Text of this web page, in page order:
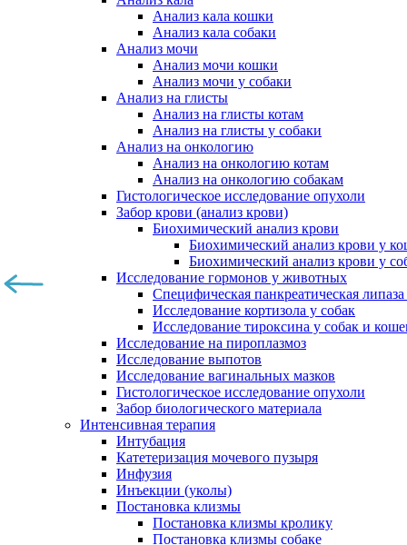
Анализ кала кошки
Анализ кала собаки
Анализ мочи
Анализ мочи кошки
Анализ мочи у собаки
Анализ на глисты
Анализ на глисты котам
Анализ на глисты у собаки
Анализ на онкологию
Анализ на онкологию котам
Анализ на онкологию собакам
Гистологическое исследование опухоли
Забор крови (анализ крови)
Биохимический анализ крови
Биохимический анализ крови у
Биохимический анализ крови у
Исследование гормонов у животных
Специфическая панкреатическая
Исследование кортизола у собак
Исследование тироксина у собак и
Исследование на пироплазмоз
Исследование выпотов
Исследование вагинальных мазков
Гистологическое исследование опухоли
Забор биологического материала
Интенсивная терапия
Интубация
Катетеризация мочевого пузыря
Инфузия
Инъекции (уколы)
Постановка клизмы
Постановка клизмы кролику
Постановка клизмы собаке